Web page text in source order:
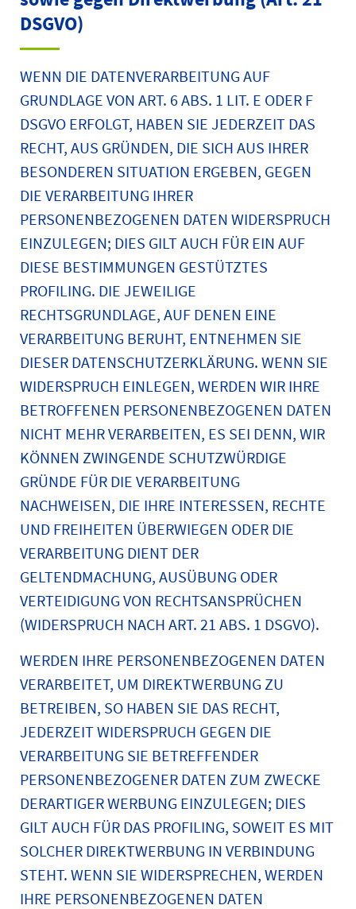
DSGVO)
WENN DIE DATENVERARBEITUNG AUF
GRUNDLAGE VON ART. 6 ABS. 1 LIT. E ODER F
DSGVO ERFOLGT, HABEN SIE JEDERZEIT DAS
RECHT, AUS GRÜNDEN, DIE SICH AUS IHRER
BESONDEREN SITUATION ERGEBEN, GEGEN
DIE VERARBEITUNG IHRER
PERSONENBEZOGENEN DATEN WIDERSPRUCH
EINZULEGEN; DIES GILT AUCH FÜR EIN AUF
DIESE BESTIMMUNGEN GESTÜTZTES
PROFILING. DIE JEWEILIGE
RECHTSGRUNDLAGE, AUF DENEN EINE
VERARBEITUNG BERUHT, ENTNEHMEN SIE
DIESER DATENSCHUTZERKLÄRUNG. WENN SIE
WIDERSPRUCH EINLEGEN, WERDEN WIR IHRE
BETROFFENEN PERSONENBEZOGENEN DATEN
NICHT MEHR VERARBEITEN, ES SEI DENN, WIR
KÖNNEN ZWINGENDE SCHUTZWÜRDIGE
GRÜNDE FÜR DIE VERARBEITUNG
NACHWEISEN, DIE IHRE INTERESSEN, RECHTE
UND FREIHEITEN ÜBERWIEGEN ODER DIE
VERARBEITUNG DIENT DER
GELTENDMACHUNG, AUSÜBUNG ODER
VERTEIDIGUNG VON RECHTSANSPRÜCHEN
(WIDERSPRUCH NACH ART. 21 ABS. 1 DSGVO).
WERDEN IHRE PERSONENBEZOGENEN DATEN
VERARBEITET, UM DIREKTWERBUNG ZU
BETREIBEN, SO HABEN SIE DAS RECHT,
JEDERZEIT WIDERSPRUCH GEGEN DIE
VERARBEITUNG SIE BETREFFENDER
PERSONENBEZOGENER DATEN ZUM ZWECKE
DERARTIGER WERBUNG EINZULEGEN; DIES
GILT AUCH FÜR DAS PROFILING, SOWEIT ES MIT
SOLCHER DIREKTWERBUNG IN VERBINDUNG
STEHT. WENN SIE WIDERSPRECHEN, WERDEN
IHRE PERSONENBEZOGENEN DATEN